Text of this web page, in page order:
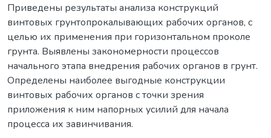
Приведены результаты анализа конструкций
винтовых грунтопрокалывающих рабочих органов, с
целью их применения при горизонтальном проколе
грунта. Выявлены закономерности процессов
начального этапа внедрения рабочих органов в грунт.
Определены наиболее выгодные конструкции
винтовых рабочих органов с точки зрения
приложения к ним напорных усилий для начала
процесса их завинчивания.